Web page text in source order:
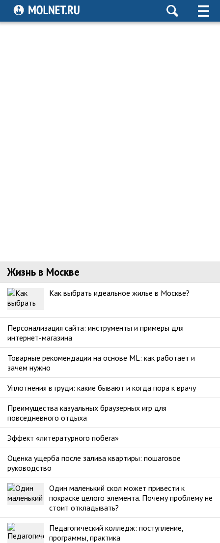
Жизнь в Москве
Как выбрать идеальное жилье в Москве?
Персонализация сайта: инструменты и примеры для
интернет-магазина
Товарные рекомендации на основе ML: как работает и
зачем нужно
Уплотнения в груди: какие бывают и когда пора к врачу
Преимущества казуальных браузерных игр для
повседневного отдыха
Эффект «литературного побега»
Оценка ущерба после залива квартиры: пошаговое
руководство
Один маленький скол может привести к
покраске целого элемента. Почему проблему не
стоит откладывать?
Педагогический колледж: поступление,
программы, практика